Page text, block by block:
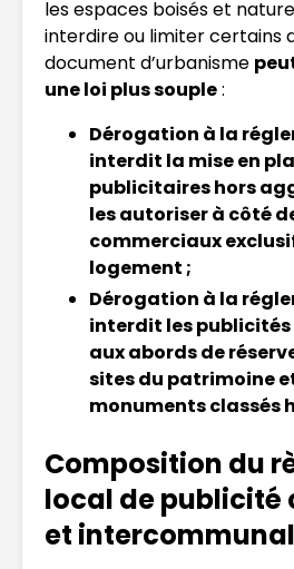
les espaces boisés et
interdire ou limiter certains
document d’urbanisme
une loi plus souple:
Dérogation à la
interdit la mise en
publicitaires hors
les autoriser à côté
commerciaux
logement ;
Dérogation à la
interdit les publicités
aux abords de
sites du patrimoine
monuments classés
Composition du
local de publicité
et intercommunal